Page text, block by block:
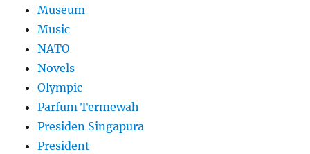
Museum
Music
NATO
Novels
Olympic
Parfum Termewah
Presiden Singapura
President